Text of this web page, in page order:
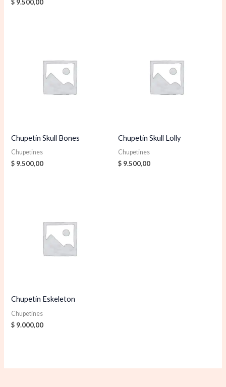
$ 9.500,00
Chupetin Skull Bones
Chupetines
$ 9.500,00
Chupetin Skull Lolly
Chupetines
$ 9.500,00
Chupetin Eskeleton
Chupetines
$ 9.000,00